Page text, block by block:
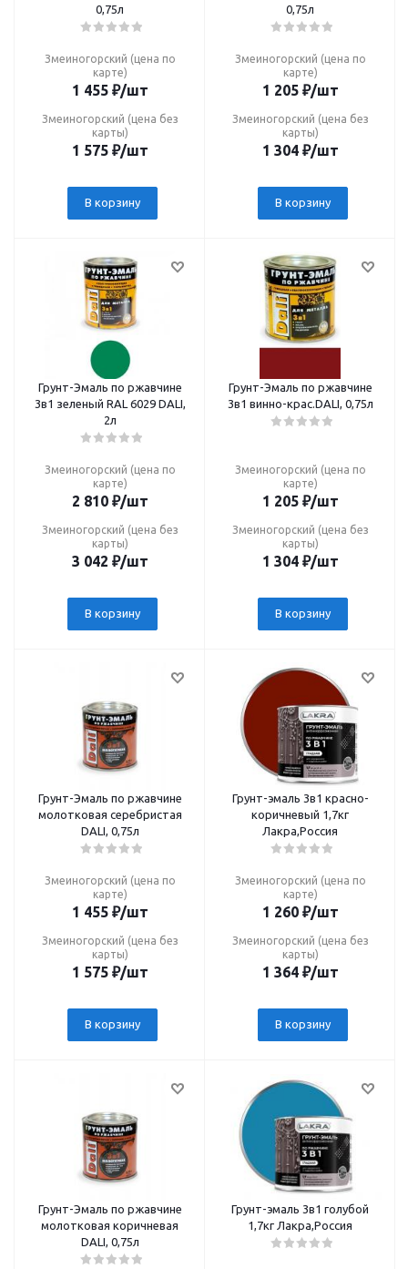
0,75л
Змеиногорский (цена по
карте)
1 455₽/шт
Змеиногорский (цена без
карты)
1 575₽/шт
В корзину
0,75л
Змеиногорский (цена по
карте)
1 205₽/шт
Змеиногорский (цена без
карты)
1 304₽/шт
В корзину
Грунт-Эмаль по ржавчине
3в1 зеленый RAL 6029 DALI,
2л
Змеиногорский (цена по
карте)
2 810₽/шт
Змеиногорский (цена без
карты)
3 042 ₽/шт
В корзину
Грунт-Эмаль по ржавчине
3в1 винно-крас.DALI, 0,75л
Змеиногорский (цена по
карте)
1 205₽/шт
Змеиногорский (цена без
карты)
1 304₽/шт
В корзину
Грунт-Эмаль по ржавчине
молотковая серебристая
DALI, 0,75л
Змеиногорский (цена по
карте)
1 455₽/шт
Змеиногорский (цена без
карты)
1 575₽/шт
В корзину
Грунт-эмаль 3в1 красно-
коричневый 1,7кг
Лакра,Россия
Змеиногорский (цена по
карте)
1 260₽/шт
Змеиногорский (цена без
карты)
1 364₽/шт
В корзину
Грунт-Эмаль по ржавчине
молотковая коричневая
DALI, 0,75л
Грунт-эмаль 3в1 голубой
1,7кг Лакра,Россия